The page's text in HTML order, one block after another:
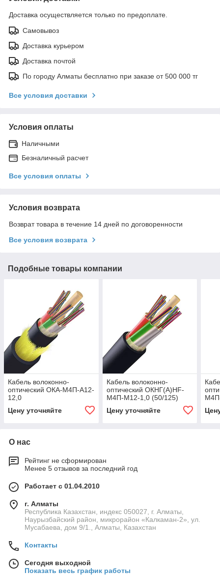
Доставка осуществляется только по предоплате.
Самовывоз
Доставка курьером
Доставка почтой
По городу Алматы бесплатно при заказе от 500 000 тг
Все условия доставки
Условия оплаты
Наличными
Безналичный расчет
Все условия оплаты
Условия возврата
Возврат товара в течение 14 дней по договоренности
Все условия возврата
Подобные товары компании
Кабель волоконно-
оптический ОКА-М4П-А12-
12,0
Цену уточняйте
Кабель волоконно-
оптический ОКНГ(А)HF-
М4П-М12-1,0 (50/125)
Цену уточняйте
О нас
Рейтинг не сформирован
Менее 5 отзывов за последний год
Работает с 01.04.2010
г. Алматы
Республика Казахстан, индекс 050027, г. Алматы,
Наурызбайский район, микрорайон «Калкаман-2», ул.
Мусабаева, дом 9/1., Алматы, Казахстан
Контакты
Сегодня выходной
Показать весь график работы